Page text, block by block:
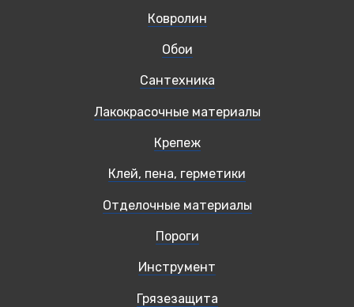
Ковролин
Обои
Сантехника
Лакокрасочные материалы
Крепеж
Клей, пена, герметики
Отделочные материалы
Пороги
Инструмент
Грязезащита